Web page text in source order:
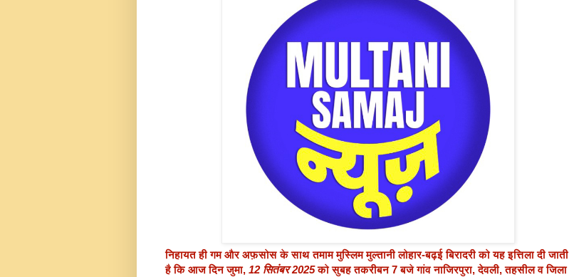
निहायत ही गम और अफ़सोसके साथ तमाम मुस्लिम मुल्तानी लोहार-बढ़ई बिरादरी को यह इत्तिला दी जाती
है कि आज दिन जुमा, 12 सितंबर 2025को सुबह तकरीबन 7 बजे गांवनाजिरपुरा, देेवली, तहसील व जिला